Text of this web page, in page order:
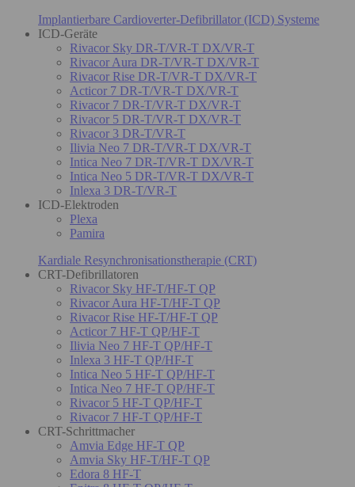
Implantierbare Cardioverter-Defibrillator (ICD) Systeme
ICD-Geräte
Rivacor Sky DR-T/VR-T DX/VR-T
Rivacor Aura DR-T/VR-T DX/VR-T
Rivacor Rise DR-T/VR-T DX/VR-T
Acticor 7 DR-T/VR-T DX/VR-T
Rivacor 7 DR-T/VR-T DX/VR-T
Rivacor 5 DR-T/VR-T DX/VR-T
Rivacor 3 DR-T/VR-T
Ilivia Neo 7 DR-T/VR-T DX/VR-T
Intica Neo 7 DR-T/VR-T DX/VR-T
Intica Neo 5 DR-T/VR-T DX/VR-T
Inlexa 3 DR-T/VR-T
ICD-Elektroden
Plexa
Pamira
Kardiale Resynchronisationstherapie (CRT)
CRT-Defibrillatoren
Rivacor Sky HF-T/HF-T QP
Rivacor Aura HF-T/HF-T QP
Rivacor Rise HF-T/HF-T QP
Acticor 7 HF-T QP/HF-T
Ilivia Neo 7 HF-T QP/HF-T
Inlexa 3 HF-T QP/HF-T
Intica Neo 5 HF-T QP/HF-T
Intica Neo 7 HF-T QP/HF-T
Rivacor 5 HF-T QP/HF-T
Rivacor 7 HF-T QP/HF-T
CRT-Schrittmacher
Amvia Edge HF-T QP
Amvia Sky HF-T/HF-T QP
Edora 8 HF-T